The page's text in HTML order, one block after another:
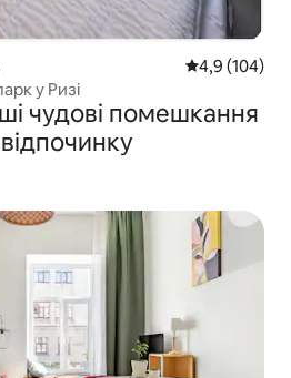
Середня
4,9 (104)
у Ризі
чудові помешкання